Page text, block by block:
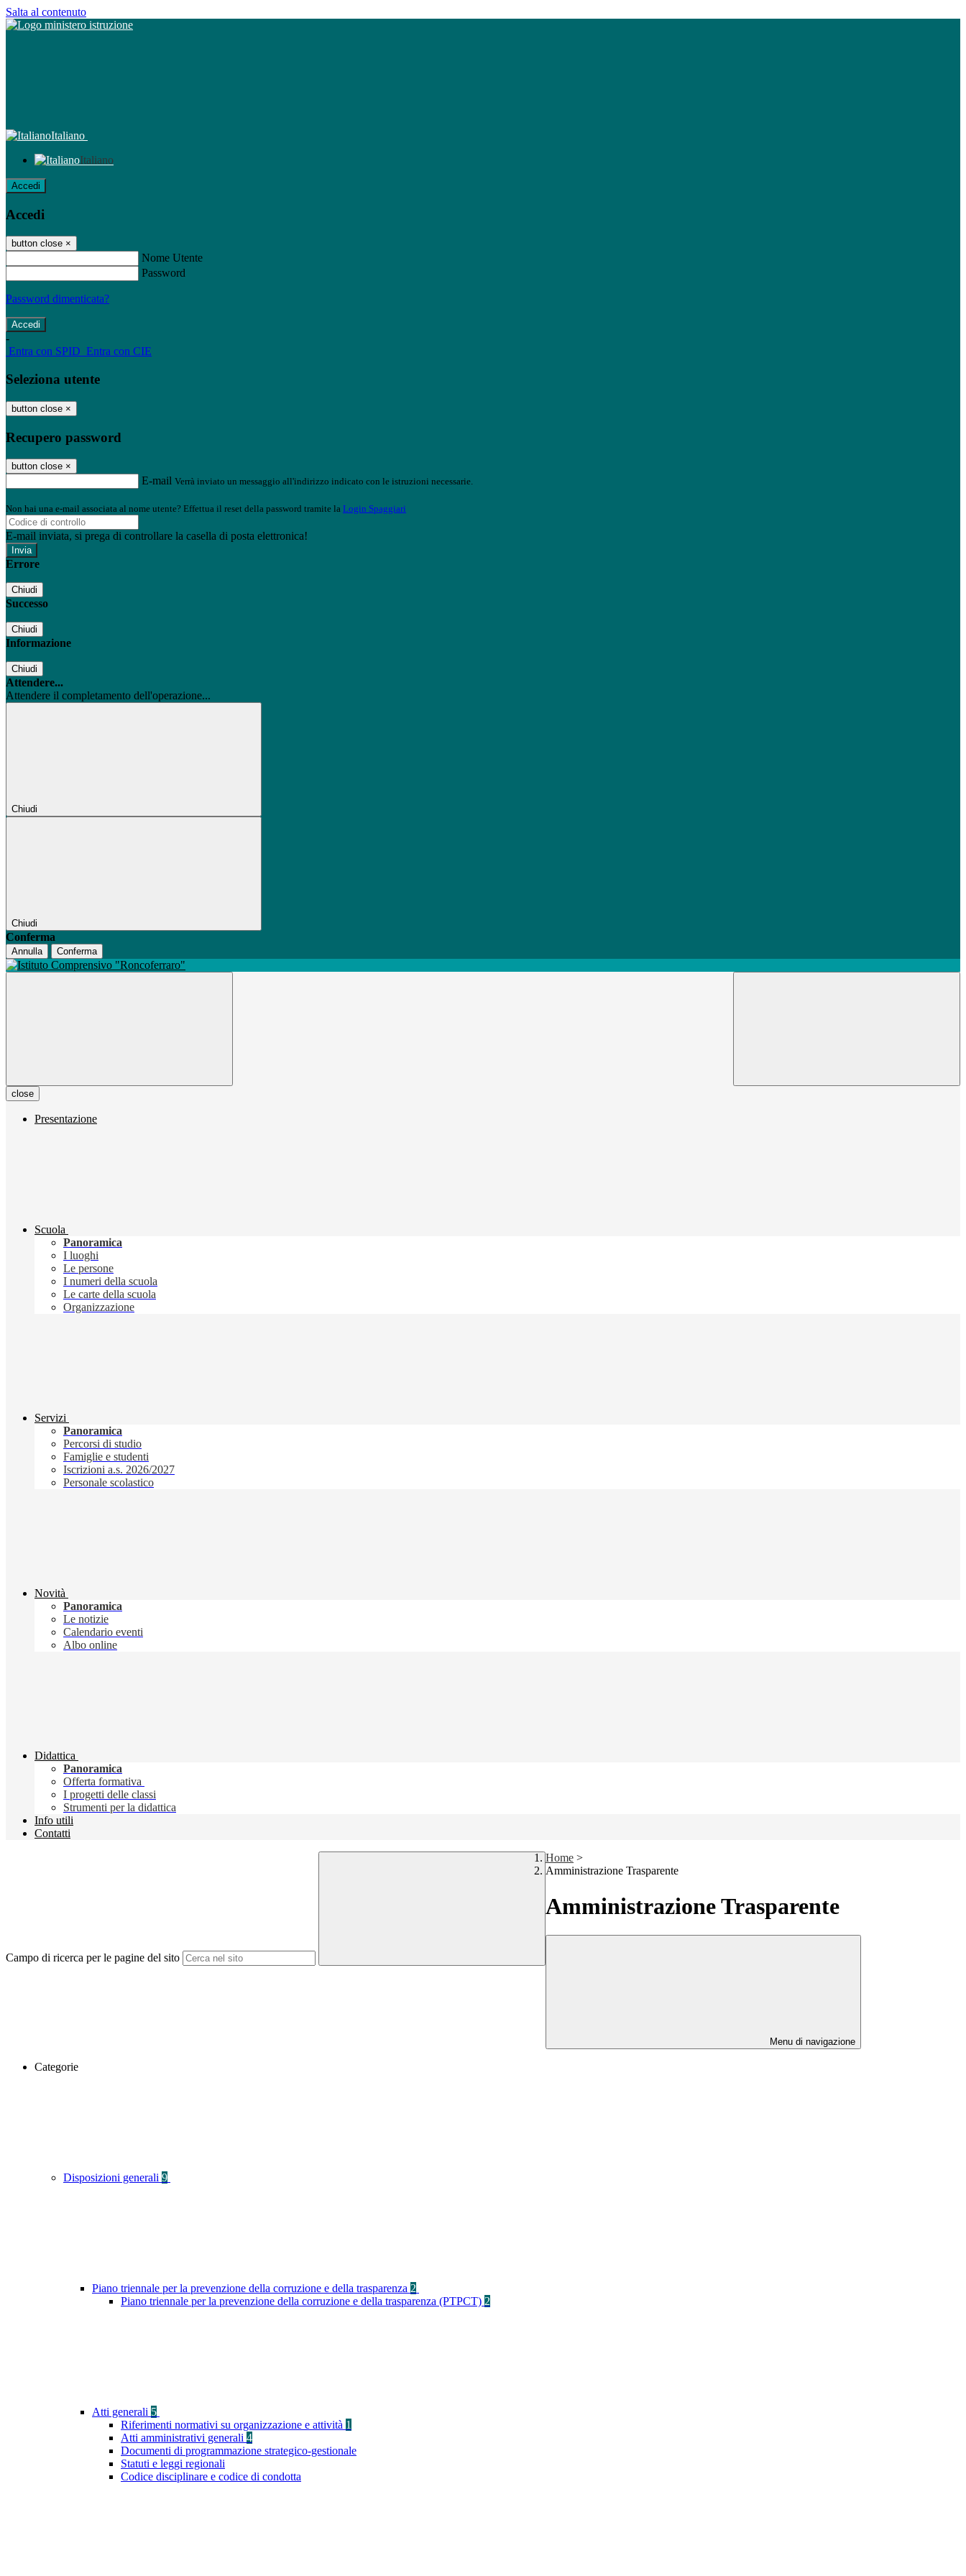
Salta al contenuto
Italiano
Italiano
Accedi
Accedi
button close ×
Nome Utente
Password
Password dimenticata?
-
Entra con SPID Entra con CIE
Seleziona utente
button close ×
Recupero password
button close ×
E-mail Verrà inviato un messaggio all'indirizzo indicato con le istruzioni necessarie.
Non hai una e-mail associata al nome utente? Effettua il reset della password tramite la Login Spaggiari
E-mail inviata, si prega di controllare la casella di posta elettronica!
Errore
Chiudi
Successo
Chiudi
Informazione
Chiudi
Attendere...
Attendere il completamento dell'operazione...
Chiudi
Chiudi
Conferma
Annulla Conferma
close
Presentazione
Scuola
Panoramica
I luoghi
Le persone
I numeri della scuola
Le carte della scuola
Organizzazione
Servizi
Panoramica
Percorsi di studio
Famiglie e studenti
Iscrizioni a.s. 2026/2027
Personale scolastico
Novità
Panoramica
Le notizie
Calendario eventi
Albo online
Didattica
Panoramica
Offerta formativa
I progetti delle classi
Strumenti per la didattica
Info utili
Contatti
Campo di ricerca per le pagine del sito
Home >
Amministrazione Trasparente
Amministrazione Trasparente
Menu di navigazione
Categorie
Disposizioni generali 9
Piano triennale per la prevenzione della corruzione e della trasparenza 2
Piano triennale per la prevenzione della corruzione e della trasparenza (PTPCT) 2
Atti generali 5
Riferimenti normativi su organizzazione e attività 1
Atti amministrativi generali 4
Documenti di programmazione strategico-gestionale
Statuti e leggi regionali
Codice disciplinare e codice di condotta